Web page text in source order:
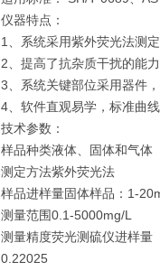
仪器特点：
1、系统采用紫外荧光法测定
2、提高了抗杂质干扰的能
3、系统关键部位采用器件
4、软件直观易学，标准曲
技术参数：
样品种类液体、固体和气体
测定方法紫外荧光法
样品进样量固体样品：1-
测量范围0.1-5000mg/L
测量精度荧光测硫仪进样量
0.22025